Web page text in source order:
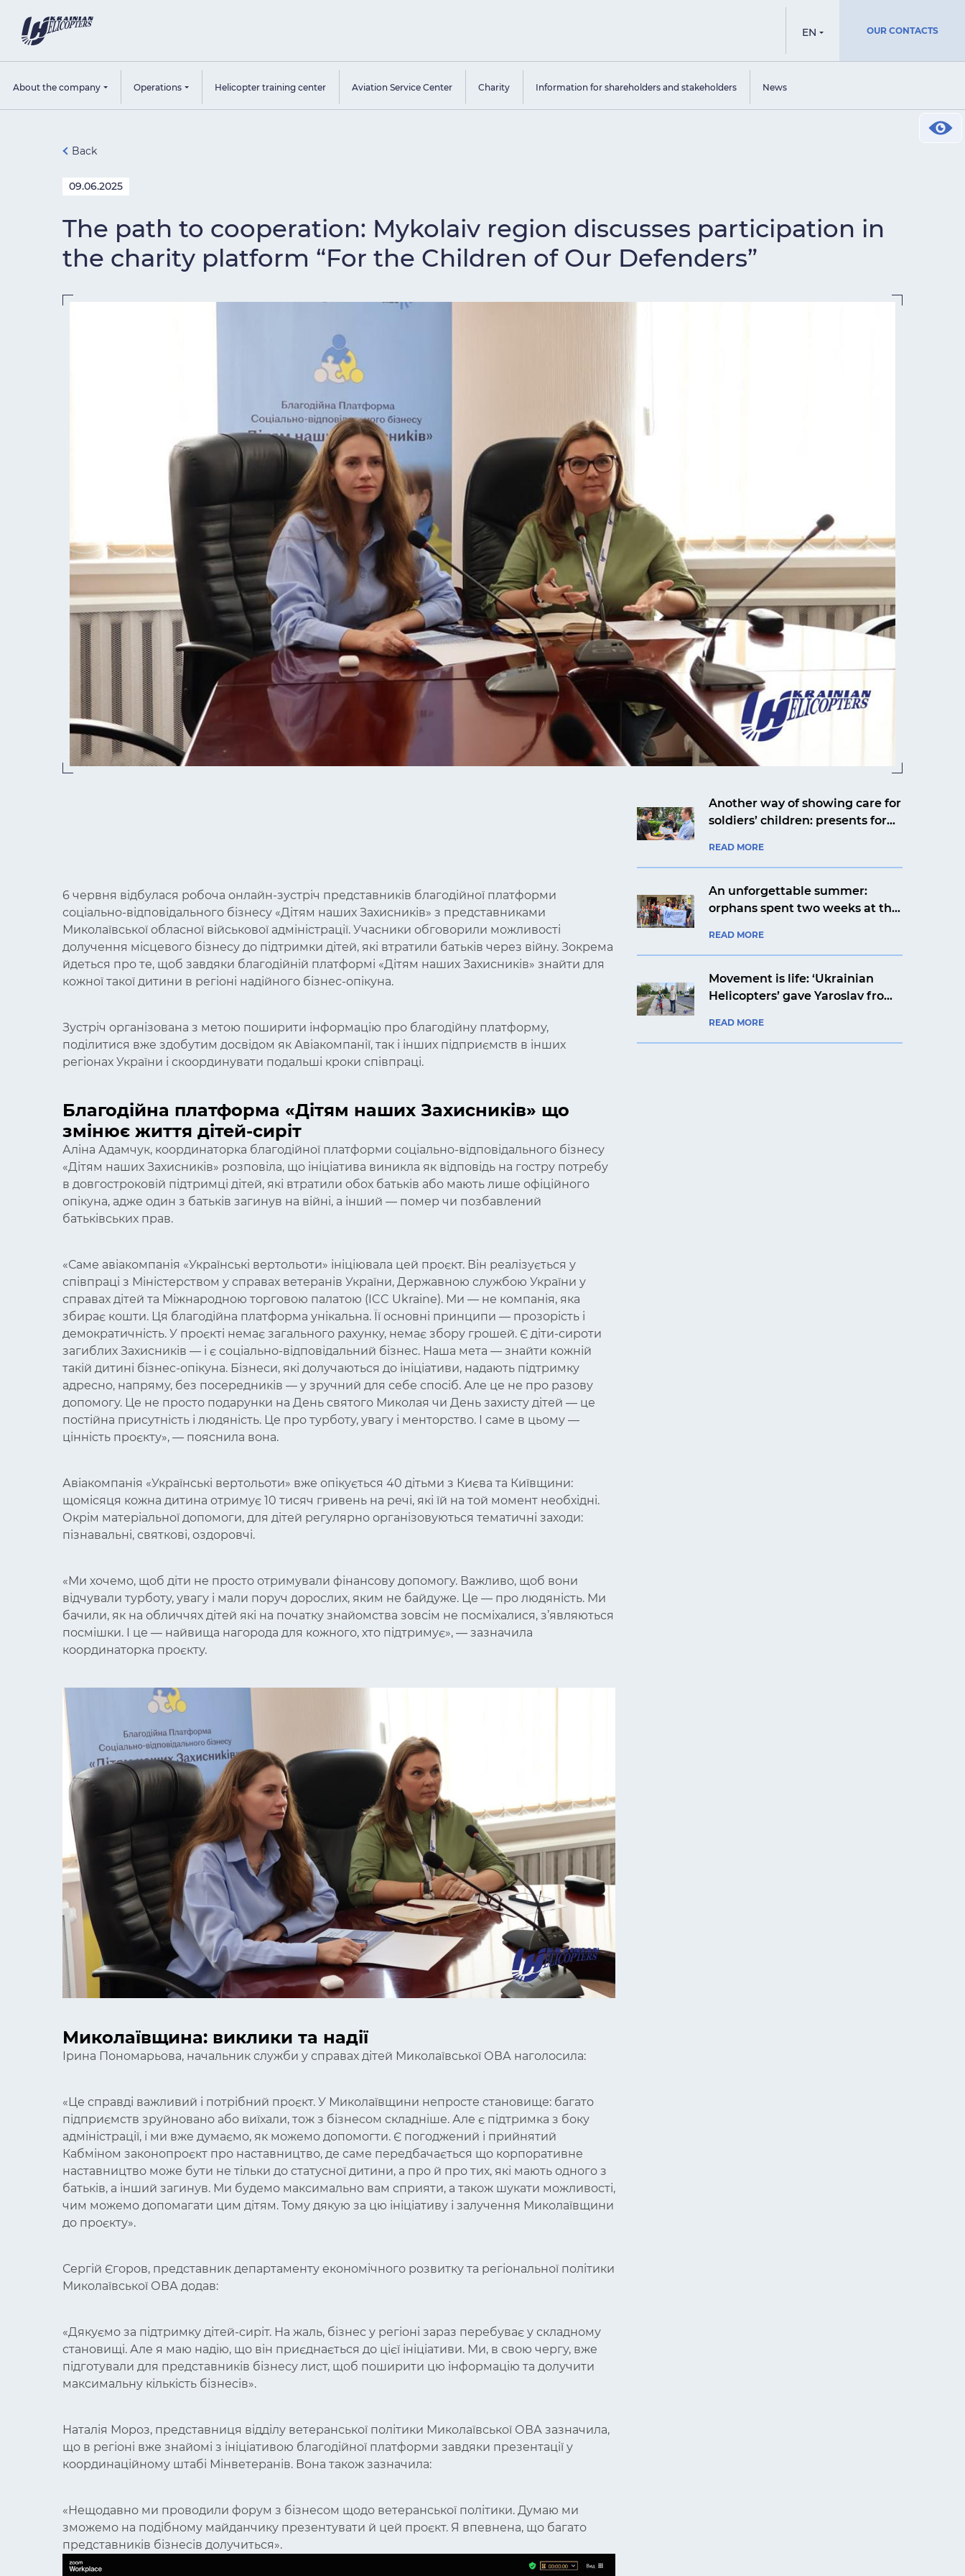
EN OUR CONTACTS
About the company Operations Helicopter training center Aviation Service Center Charity Information for shareholders and stakeholders News
Back
09.06.2025
The path to cooperation: Mykolaiv region discusses participation in
the charity platform “For the Children of Our Defenders”
6 червня відбулася робоча онлайн-зустріч представників благодійної платформи
соціально-відповідального бізнесу «Дітям наших Захисників» з представниками
Миколаївської обласної військової адміністрації. Учасники обговорили можливості
долучення місцевого бізнесу до підтримки дітей, які втратили батьків через війну. Зокрема
йдеться про те, щоб завдяки благодійній платформі «Дітям наших Захисників» знайти для
кожної такої дитини в регіоні надійного бізнес-опікуна.
Зустріч організована з метою поширити інформацію про благодійну платформу,
поділитися вже здобутим досвідом як Авіакомпанії, так і інших підприємств в інших
регіонах України і скоординувати подальші кроки співпраці.
Благодійна платформа «Дітям наших Захисників» що
змінює життя дітей-сиріт
Аліна Адамчук, координаторка благодійної платформи соціально-відповідального бізнесу
«Дітям наших Захисників» розповіла, що ініціатива виникла як відповідь на гостру потребу
в довгостроковій підтримці дітей, які втратили обох батьків або мають лише офіційного
опікуна, адже один з батьків загинув на війні, а інший — помер чи позбавлений
батьківських прав.
«Саме авіакомпанія «Українські вертольоти» ініціювала цей проєкт. Він реалізується у
співпраці з Міністерством у справах ветеранів України, Державною службою України у
справах дітей та Міжнародною торговою палатою (ICC Ukraine). Ми — не компанія, яка
збирає кошти. Ця благодійна платформа унікальна. Її основні принципи — прозорість і
демократичність. У проєкті немає загального рахунку, немає збору грошей. Є діти-сироти
загиблих Захисників — і є соціально-відповідальний бізнес. Наша мета — знайти кожній
такій дитині бізнес-опікуна. Бізнеси, які долучаються до ініціативи, надають підтримку
адресно, напряму, без посередників — у зручний для себе спосіб. Але це не про разову
допомогу. Це не просто подарунки на День святого Миколая чи День захисту дітей — це
постійна присутність і людяність. Це про турботу, увагу і менторство. І саме в цьому —
цінність проєкту», — пояснила вона.
Авіакомпанія «Українські вертольоти» вже опікується 40 дітьми з Києва та Київщини:
щомісяця кожна дитина отримує 10 тисяч гривень на речі, які їй на той момент необхідні.
Окрім матеріальної допомоги, для дітей регулярно організовуються тематичні заходи:
пізнавальні, святкові, оздоровчі.
«Ми хочемо, щоб діти не просто отримували фінансову допомогу. Важливо, щоб вони
відчували турботу, увагу і мали поруч дорослих, яким не байдуже. Це — про людяність. Ми
бачили, як на обличчях дітей які на початку знайомства зовсім не посміхалися, з’являються
посмішки. І це — найвища нагорода для кожного, хто підтримує», — зазначила
координаторка проєкту.
Миколаївщина: виклики та надії
Ірина Пономарьова, начальник служби у справах дітей Миколаївської ОВА наголосила:
«Це справді важливий і потрібний проєкт. У Миколаївщини непросте становище: багато
підприємств зруйновано або виїхали, тож з бізнесом складніше. Але є підтримка з боку
адміністрації, і ми вже думаємо, як можемо допомогти. Є погоджений і прийнятий
Кабміном законопроєкт про наставництво, де саме передбачається що корпоративне
наставництво може бути не тільки до статусної дитини, а про й про тих, які мають одного з
батьків, а інший загинув. Ми будемо максимально вам сприяти, а також шукати можливості,
чим можемо допомагати цим дітям. Тому дякую за цю ініціативу і залучення Миколаївщини
до проєкту».
Сергій Єгоров, представник департаменту економічного розвитку та регіональної політики
Миколаївської ОВА додав:
«Дякуємо за підтримку дітей-сиріт. На жаль, бізнес у регіоні зараз перебуває у складному
становищі. Але я маю надію, що він приєднається до цієї ініціативи. Ми, в свою чергу, вже
підготували для представників бізнесу лист, щоб поширити цю інформацію та долучити
максимальну кількість бізнесів».
Наталія Мороз, представниця відділу ветеранської політики Миколаївської ОВА зазначила,
що в регіоні вже знайомі з ініціативою благодійної платформи завдяки презентації у
координаційному штабі Мінветеранів. Вона також зазначила:
«Нещодавно ми проводили форум з бізнесом щодо ветеранської політики. Думаю ми
зможемо на подібному майданчику презентувати й цей проєкт. Я впевнена, що багато
представників бізнесів долучиться».
Another way of showing care for
soldiers’ children: presents for
aviation company
READ MORE
An unforgettable summer:
orphans spent two weeks at the
READ MORE
Movement is life: ‘Ukrainian
Helicopters’ gave Yaroslav from
READ MORE